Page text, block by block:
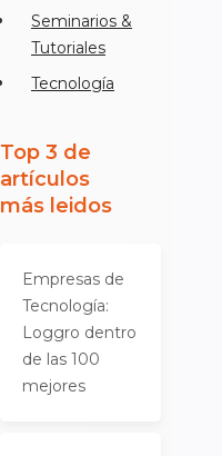
Seminarios &
Tutoriales
Tecnología
Top 3 de
artículos
más leidos
Empresas de
Tecnología:
Loggro dentro
de las 100
mejores